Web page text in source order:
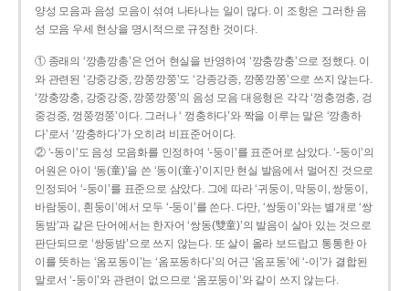
양성 모음과 음성 모음이 섞여 나타나는 일이 많다. 이 조항은 그러한 음
성 모음 우세 현상을 명시적으로 규정한 것이다.
① 종래의 ‘깡총깡총’은 언어 현실을 반영하여 ‘깡충깡충’으로 정했다. 이
와 관련된 ‘강중강중, 깡쭝깡쭝’도 ‘강종강종, 깡쫑깡쫑’으로 쓰지 않는다.
‘깡충깡충, 강중강중, 깡쭝깡쭝’의 음성 모음 대응형은 각각 ‘껑충껑충, 겅
중겅중, 껑쭝껑쭝’이다. 그러나 ‘ 껑충하다’와 짝을 이루는 말은 ‘깡총하
다’로서 ‘깡충하다’가 오히려 비표준어이다.
② ‘-동이’도 음성 모음화를 인정하여 ‘-둥이’를 표준어로 삼았다. ‘-둥이’의
어원은 아이 ‘동(童)’을 쓴 ‘동이(童-)’이지만 현실 발음에서 멀어진 것으로
인정되어 ‘-둥이’를 표준으로 삼았다. 그에 따라 ‘귀둥이, 막둥이, 쌍둥이,
바람둥이, 흰둥이’에서 모두 ‘-둥이’를 쓴다. 다만, ‘쌍둥이’와는 별개로 ‘쌍
동밤’과 같은 단어에서는 한자어 ‘쌍동(雙童)’의 발음이 살아 있는 것으로
판단되므로 ‘쌍둥밤’으로 쓰지 않는다. 또 살이 올라 보드랍고 통통한 아
이를 뜻하는 ‘옴포동이’는 ‘옴포동하다’의 어근 ‘옴포동’에 ‘-이’가 결합된
말로서 ‘-둥이’와 관련이 없으므로 ‘옴포둥이’와 같이 쓰지 않는다.